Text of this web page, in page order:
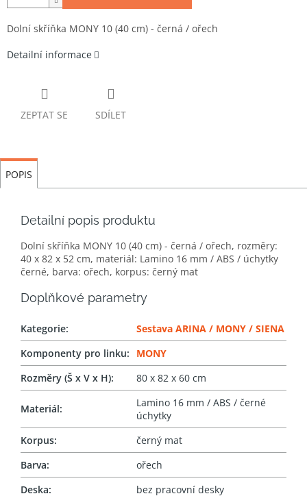
Dolní skříňka MONY 10 (40 cm) - černá / ořech
Detailní informace
ZEPTAT SE SDÍLET
POPIS
Detailní popis produktu
Dolní skříňka MONY 10 (40 cm) - černá / ořech, rozměry:
40 x 82 x 52 cm, materiál: Lamino 16 mm / ABS / úchytky
černé, barva: ořech, korpus: černý mat
Doplňkové parametry
Kategorie:
Sestava ARINA / MONY / SIENA
Komponenty pro linku:
MONY
Rozměry (Š x V x H): 80 x 82 x 60 cm
Materiál:
Lamino 16 mm / ABS / černé
úchytky
Korpus:
černý mat
Barva:
ořech
Deska:
bez pracovní desky